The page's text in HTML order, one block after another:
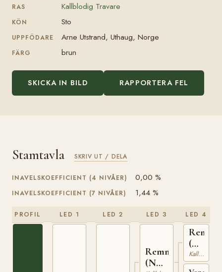
RAS
Kallblodig Travare
KÖN Sto
UPPFÖDARE Arne Utstrand, Uthaug, Norge
FÄRG brun
SKICKA IN BILD RAPPORTERA FEL
Stamtavla SKRIV UT / DELA
INAVELSKOEFFICIENT (4 NIVÅER) 0,00 %
INAVELSKOEFFICIENT (7 NIVÅER) 1,44 %
PROFIL LED 1 LED 2 LED 3
Remnor
(NO)
LED 4
Remin
(NO)
T-
170
Kallblodig Travare